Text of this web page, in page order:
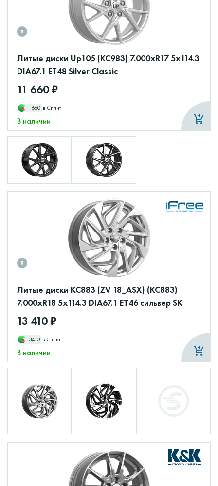
Литые диски Up105 (КС983) 7.000xR17 5x114.3
DIA67.1 ET48 Silver Classic
11 660 ₽
11660 в Сплит
В наличии
Литые диски КС883 (ZV 18_ASX) (КС883)
7.000xR18 5x114.3 DIA67.1 ET46 сильвер SK
13 410 ₽
13410 в Сплит
В наличии